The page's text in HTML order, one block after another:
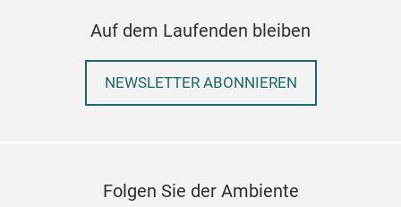
Auf dem Laufenden bleiben
NEWSLETTER ABONNIEREN
Folgen Sie der Ambiente